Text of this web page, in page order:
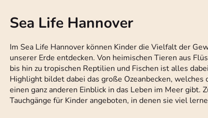
Sea Life Hannover
Im Sea Life Hannover können Kinder die Vielfalt der
unserer Erde entdecken. Von heimischen Tieren aus
bis hin zu tropischen Reptilien und Fischen ist alles
Highlight bildet dabei das große Ozeanbecken,
einen ganz anderen Einblick in das Leben im Meer
Tauchgänge für Kinder angeboten, in denen sie viel